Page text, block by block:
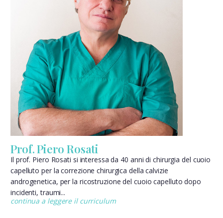
Prof. Piero Rosati
Il prof. Piero Rosati si interessa da 40 anni di chirurgia del cuoio
capelluto per la correzione chirurgica della calvizie
androgenetica, per la ricostruzione del cuoio capelluto dopo
incidenti, traumi...
continua a leggere il curriculum